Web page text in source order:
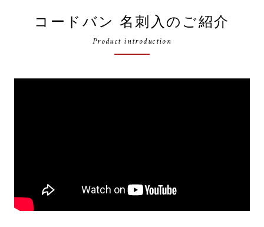
コードバン 名刺入のご紹介
Product introduction